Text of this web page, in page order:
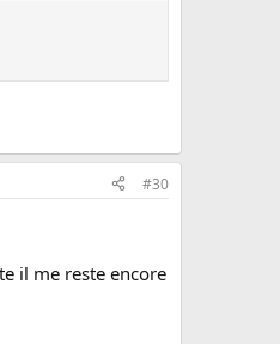
#30
il me reste encore